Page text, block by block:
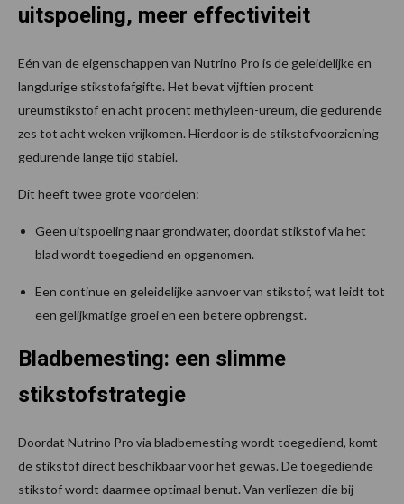
uitspoeling, meer effectiviteit
Eén van de eigenschappen van Nutrino Pro is de geleidelijke en
langdurige stikstofafgifte. Het bevat vijftien procent
ureumstikstof en acht procent methyleen-ureum, die gedurende
zes tot acht weken vrijkomen. Hierdoor is de stikstofvoorziening
gedurende lange tijd stabiel.
Dit heeft twee grote voordelen:
Geen uitspoeling naar grondwater, doordat stikstof via het
blad wordt toegediend en opgenomen.
Een continue en geleidelijke aanvoer van stikstof, wat leidt tot
een gelijkmatige groei en een betere opbrengst.
Bladbemesting: een slimme
stikstofstrategie
Doordat Nutrino Pro via bladbemesting wordt toegediend, komt
de stikstof direct beschikbaar voor het gewas. De toegediende
stikstof wordt daarmee optimaal benut. Van verliezen die bij